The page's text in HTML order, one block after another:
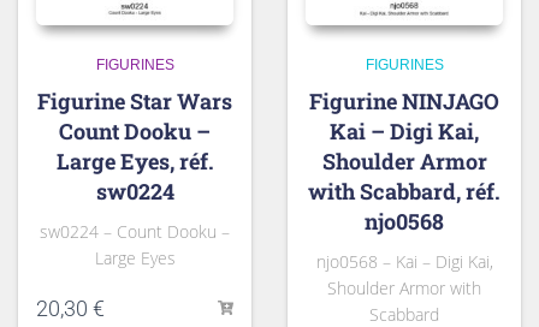
FIGURINES
Figurine Star Wars
Count Dooku –
Large Eyes, réf.
sw0224
sw0224 – Count Dooku –
Large Eyes
20,30 €
FIGURINES
Figurine NINJAGO
Kai – Digi Kai,
Shoulder Armor
with Scabbard, réf.
njo0568
njo0568 – Kai – Digi Kai,
Shoulder Armor with
Scabbard